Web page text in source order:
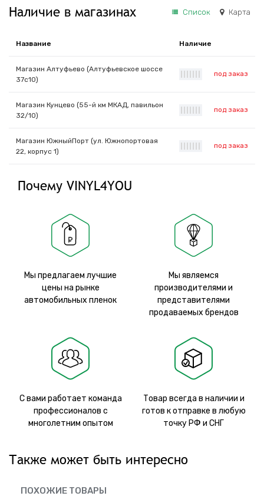
Наличие в магазинах Список Карта
Название Наличие
Магазин Алтуфьево (Алтуфьевское шоссе
37с10)
под заказ
Магазин Кунцево (55-й км МКАД, павильон
32/10)
под заказ
Магазин ЮжныйПорт (ул. Южнопортовая
22, корпус 1)
под заказ
Почему VINYL4YOU
Мы предлагаем лучшие
цены на рынке
автомобильных пленок
Мы являемся
производителями и
представителями
продаваемых брендов
С вами работает команда
профессионалов с
многолетним опытом
Товар всегда в наличии и
готов к отправке в любую
точку РФ и СНГ
Также может быть интересно
ПОХОЖИЕ ТОВАРЫ